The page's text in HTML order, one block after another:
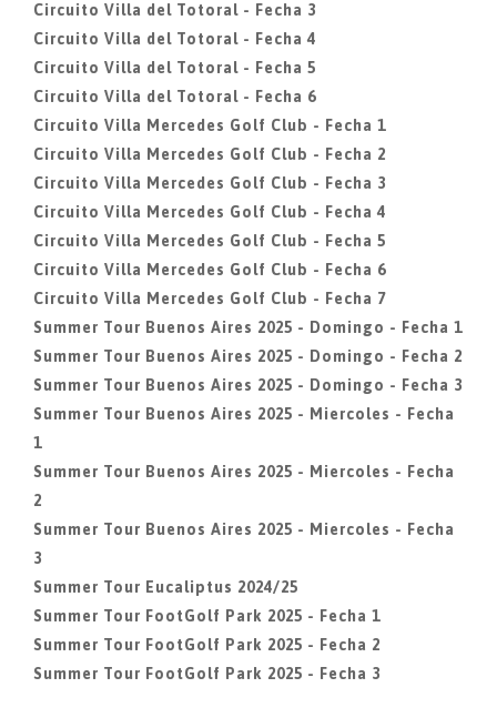
Circuito Villa del Totoral - Fecha 3
Circuito Villa del Totoral - Fecha 4
Circuito Villa del Totoral - Fecha 5
Circuito Villa del Totoral - Fecha 6
Circuito Villa Mercedes Golf Club - Fecha 1
Circuito Villa Mercedes Golf Club - Fecha 2
Circuito Villa Mercedes Golf Club - Fecha 3
Circuito Villa Mercedes Golf Club - Fecha 4
Circuito Villa Mercedes Golf Club - Fecha 5
Circuito Villa Mercedes Golf Club - Fecha 6
Circuito Villa Mercedes Golf Club - Fecha 7
Summer Tour Buenos Aires 2025 - Domingo - Fecha 1
Summer Tour Buenos Aires 2025 - Domingo - Fecha 2
Summer Tour Buenos Aires 2025 - Domingo - Fecha 3
Summer Tour Buenos Aires 2025 - Miercoles - Fecha
1
Summer Tour Buenos Aires 2025 - Miercoles - Fecha
2
Summer Tour Buenos Aires 2025 - Miercoles - Fecha
3
Summer Tour Eucaliptus 2024/25
Summer Tour FootGolf Park 2025 - Fecha 1
Summer Tour FootGolf Park 2025 - Fecha 2
Summer Tour FootGolf Park 2025 - Fecha 3